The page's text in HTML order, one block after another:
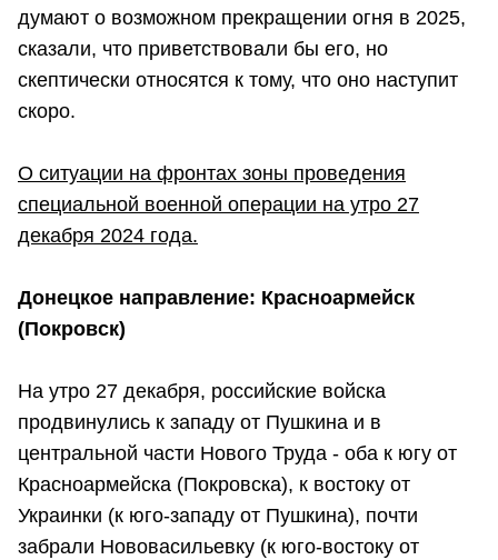
думают о возможном прекращении огня в 2025,
сказали, что приветствовали бы его, но
скептически относятся к тому, что оно наступит
скоро.
О ситуации на фронтах зоны проведения
специальной военной операции на утро 27
декабря 2024 года.
Донецкое направление: Красноармейск
(Покровск)
На утро 27 декабря, российские войска
продвинулись к западу от Пушкина и в
центральной части Нового Труда - оба к югу от
Красноармейска (Покровска), к востоку от
Украинки (к юго-западу от Пушкина), почти
забрали Нововасильевку (к юго-востоку от